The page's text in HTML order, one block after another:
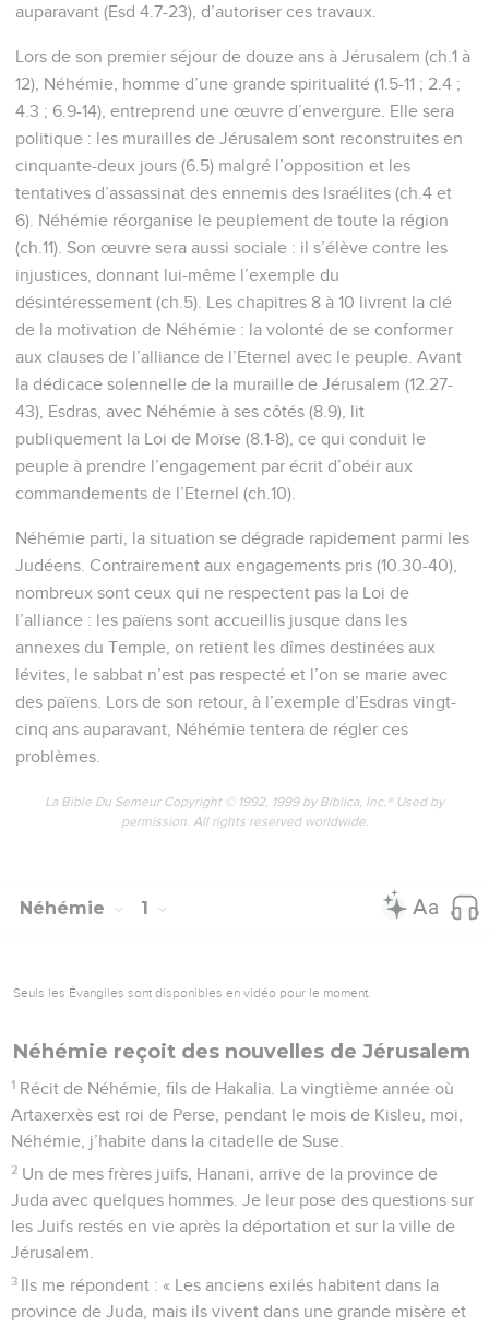
auparavant (Esd 4.7-23), d’autoriser ces travaux.
Lors de son premier séjour de douze ans à Jérusalem (ch.1 à
12), Néhémie, homme d’une grande spiritualité (1.5-11 ; 2.4 ;
4.3 ; 6.9-14), entreprend une œuvre d’envergure. Elle sera
politique : les murailles de Jérusalem sont reconstruites en
cinquante-deux jours (6.5) malgré l’opposition et les
tentatives d’assassinat des ennemis des Israélites (ch.4 et
6). Néhémie réorganise le peuplement de toute la région
(ch.11). Son œuvre sera aussi sociale : il s’élève contre les
injustices, donnant lui-même l’exemple du
désintéressement (ch.5). Les chapitres 8 à 10 livrent la clé
de la motivation de Néhémie : la volonté de se conformer
aux clauses de l’alliance de l’Eternel avec le peuple. Avant
la dédicace solennelle de la muraille de Jérusalem (12.27-
43), Esdras, avec Néhémie à ses côtés (8.9), lit
publiquement la Loi de Moïse (8.1-8), ce qui conduit le
peuple à prendre l’engagement par écrit d’obéir aux
commandements de l’Eternel (ch.10).
Néhémie parti, la situation se dégrade rapidement parmi les
Judéens. Contrairement aux engagements pris (10.30-40),
nombreux sont ceux qui ne respectent pas la Loi de
l’alliance : les païens sont accueillis jusque dans les
annexes du Temple, on retient les dîmes destinées aux
lévites, le sabbat n’est pas respecté et l’on se marie avec
des païens. Lors de son retour, à l’exemple d’Esdras vingt-
cinq ans auparavant, Néhémie tentera de régler ces
problèmes.
La Bible Du Semeur Copyright © 1992, 1999 by Biblica, Inc.® Used by
permission. All rights reserved worldwide.
Néhémie 1
Seuls les Évangiles sont disponibles en vidéo pour le moment.
Néhémie reçoit des nouvelles de Jérusalem
1 Récit de Néhémie, fils de Hakalia. La vingtième année où
Artaxerxès est roi de Perse, pendant le mois de Kisleu, moi,
Néhémie, j’habite dans la citadelle de Suse.
2 Un de mes frères juifs, Hanani, arrive de la province de
Juda avec quelques hommes. Je leur pose des questions sur
les Juifs restés en vie après la déportation et sur la ville de
Jérusalem.
3 Ils me répondent : « Les anciens exilés habitent dans la
province de Juda, mais ils vivent dans une grande misère et